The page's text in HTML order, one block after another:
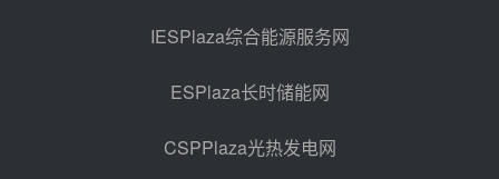
热发电工程EPC总承包项目熔盐截
昊森机电中标新疆华电天山北麓基
地100MW光热发电工程EPC总承
包项目熔盐介质超声波流量计采购
前天 08-05 17:09
IESPlaza综合能源服务网
ESPlaza长时储能网
CSPPlaza光热发电网